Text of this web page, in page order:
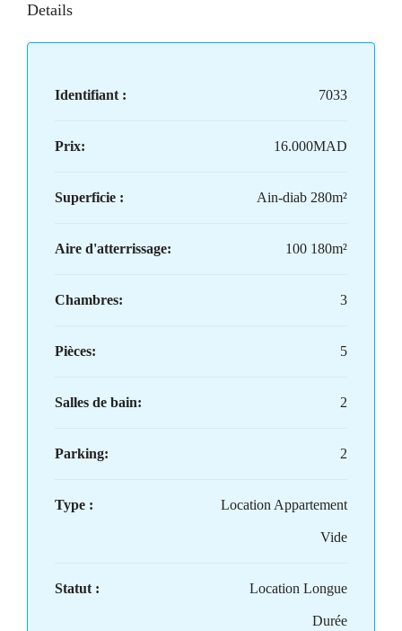
Details
Identifiant : 7033
Prix: 16.000MAD
Superficie : Ain-diab 280m²
Aire d'atterrissage: 100 180m²
Chambres: 3
Pièces: 5
Salles de bain: 2
Parking: 2
Type : Location Appartement
Vide
Statut : Location Longue
Durée